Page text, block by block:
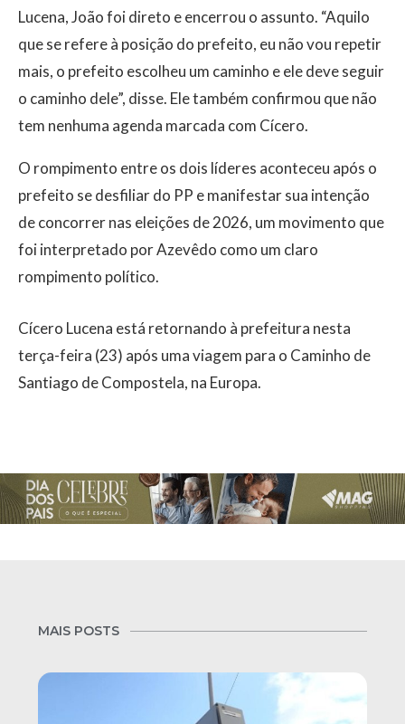
Lucena, João foi direto e encerrou o assunto. “Aquilo
que se refere à posição do prefeito, eu não vou repetir
mais, o prefeito escolheu um caminho e ele deve seguir
o caminho dele”, disse. Ele também confirmou que não
tem nenhuma agenda marcada com Cícero.
O rompimento entre os dois líderes aconteceu após o
prefeito se desfiliar do PP e manifestar sua intenção
de concorrer nas eleições de 2026, um movimento que
foi interpretado por Azevêdo como um claro
rompimento político.
Cícero Lucena está retornando à prefeitura nesta
terça-feira (23) após uma viagem para o Caminho de
Santiago de Compostela, na Europa.
MAIS POSTS